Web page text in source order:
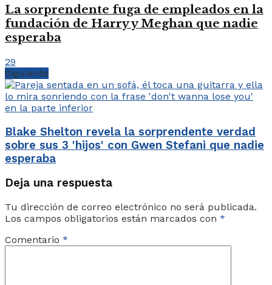
La sorprendente fuga de empleados en la
fundación de Harry y Meghan que nadie
esperaba
29
Siguiente
Blake Shelton revela la sorprendente verdad
sobre sus 3 'hijos' con Gwen Stefani que nadie
esperaba
Deja una respuesta
Tu dirección de correo electrónico no será publicada.
Los campos obligatorios están marcados con *
Comentario *